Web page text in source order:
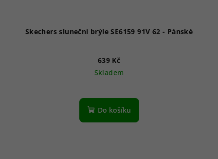
Skechers sluneční brýle SE6159 91V 62 - Pánské
639 Kč
Skladem
Do košíku